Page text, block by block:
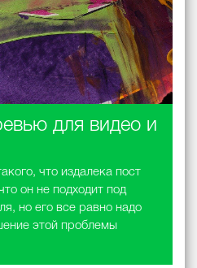
для видео и
что издалека пост
он не подходит под
но его все равно надо
этой проблемы